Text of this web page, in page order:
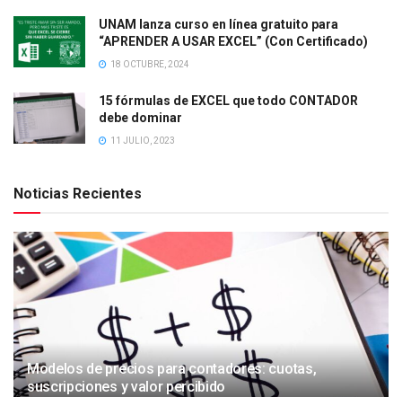
UNAM lanza curso en línea gratuito para
“APRENDER A USAR EXCEL” (Con Certificado)
18 OCTUBRE, 2024
15 fórmulas de EXCEL que todo CONTADOR
debe dominar
11 JULIO, 2023
Noticias Recientes
Modelos de precios para contadores: cuotas,
suscripciones y valor percibido